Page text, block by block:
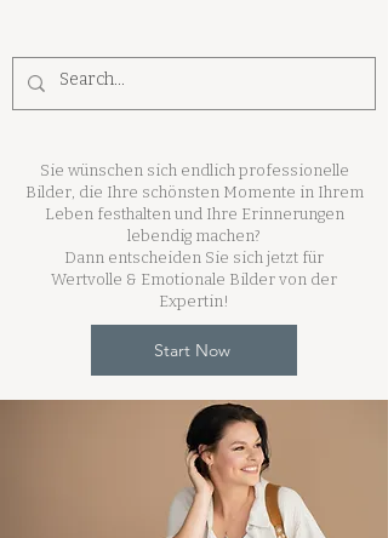
Sie wünschen sich endlich professionelle
Bilder, die Ihre schönsten Momente in Ihrem
Leben festhalten und Ihre Erinnerungen
lebendig machen?
Dann entscheiden Sie sich jetzt für
Wertvolle & Emotionale Bilder von der
Expertin!
Start Now